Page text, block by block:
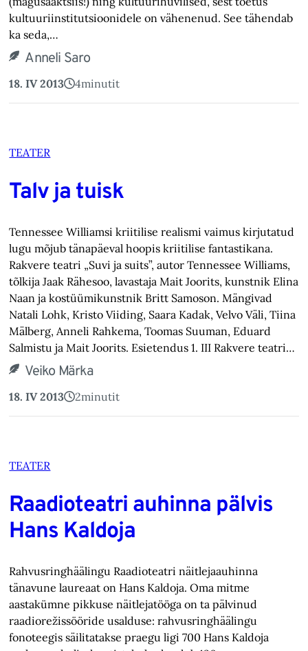
kultuuriinstitutsioonidele on vähenenud. See tähendab
ka seda,…
Anneli Saro
18. IV 2013 4minutit
TEATER
Talv ja tuisk
Tennessee Williamsi kriitilise realismi vaimus kirjutatud
lugu mõjub tänapäeval hoopis kriitilise fantastikana.
Rakvere teatri „Suvi ja suits”, autor Tennessee Williams,
tõlkija Jaak Rähesoo, lavastaja Mait Joorits, kunstnik Elina
Naan ja kostüümikunstnik Britt Samoson. Mängivad
Natali Lohk, Kristo Viiding, Saara Kadak, Velvo Väli, Tiina
Mälberg, Anneli Rahkema, Toomas Suuman, Eduard
Salmistu ja Mait Joorits. Esietendus 1. III Rakvere teatri…
Veiko Märka
18. IV 2013 2minutit
TEATER
Raadioteatri auhinna pälvis
Hans Kaldoja
Rahvusringhäälingu Raadioteatri näitlejaauhinna
tänavune laureaat on Hans Kaldoja. Oma mitme
aastakümne pikkuse näitlejatööga on ta pälvinud
raadiorežissööride usalduse: rahvusringhäälingu
fonoteegis säilitatakse praegu ligi 700 Hans Kaldoja